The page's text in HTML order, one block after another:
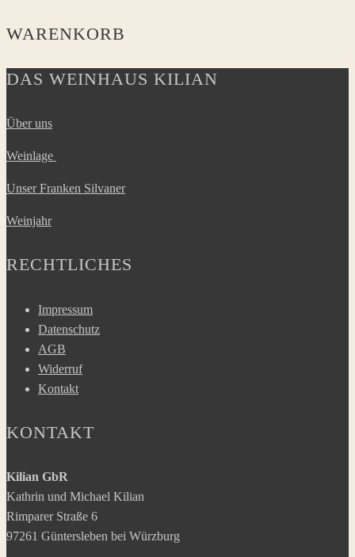
WARENKORB
DAS WEINHAUS KILIAN
Über uns
Weinlage
Unser Franken Silvaner
Weinjahr
RECHTLICHES
Impressum
Datenschutz
AGB
Widerruf
Kontakt
KONTAKT
Kilian GbR
Kathrin und Michael Kilian
Rimparer Straße 6
97261 Güntersleben bei Würzburg